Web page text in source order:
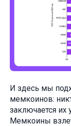
И здесь мы
мемкоинов:
заключается их
Мемкоины